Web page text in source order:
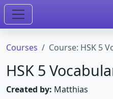
Courses Course: HSK 5
HSK 5
Created by: Matthias